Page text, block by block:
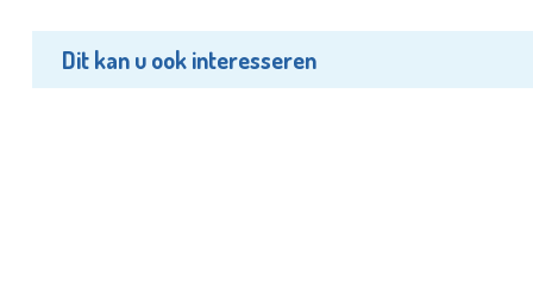
Dit kan u ook interesseren